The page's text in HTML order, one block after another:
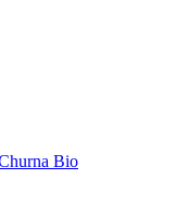
Bio